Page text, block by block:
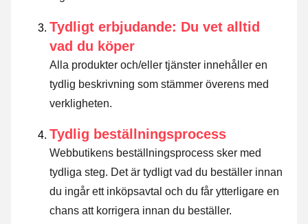
Tydligt erbjudande: Du vet alltid
vad du köper
Alla produkter och/eller tjänster innehåller en
tydlig beskrivning som stämmer överens med
verkligheten.
Tydlig beställningsprocess
Webbutikens beställningsprocess sker med
tydliga steg. Det är tydligt vad du beställer innan
du ingår ett inköpsavtal och du får ytterligare en
chans att korrigera innan du beställer.